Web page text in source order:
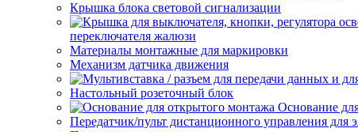
Крышка блока световой сигнализации
переключателя жалюзи
Материалы монтажные для маркировки
Механизм датчика движения
Настольный розеточный блок
Основание
Передатчик/пульт дистанционного управления для